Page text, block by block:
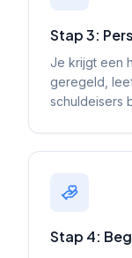
Stap 3:
Je krijgt een
geregeld,
schuldeisers
Stap 4: